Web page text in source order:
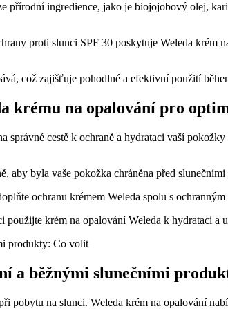
přírodní ingredience, jako je biojojobový olej,
proti slunci SPF 30 poskytuje Weleda krém
což zajišťuje pohodlné a efektivní použití
krému na opalování pro
správné cestě k ochraně a hydrataci vaší
aby byla vaše pokožka chráněna před
ochranu krémem Weleda spolu s
použijte krém na opalování Weleda k hydrataci
a běžnými slunečními
pobytu na slunci. Weleda krém na opalování